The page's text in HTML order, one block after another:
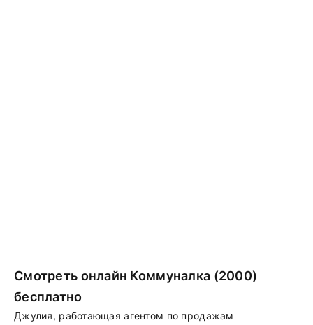
Смотреть онлайн Коммуналка (2000)
бесплатно
Джулия, работающая агентом по продажам